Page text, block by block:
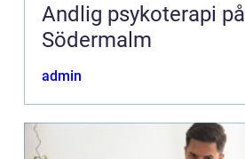
Andlig psykoterapi på
Södermalm
admin